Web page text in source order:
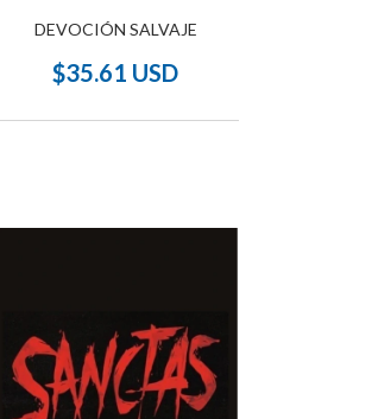
DEVOCIÓN SALVAJE
$35.61 USD